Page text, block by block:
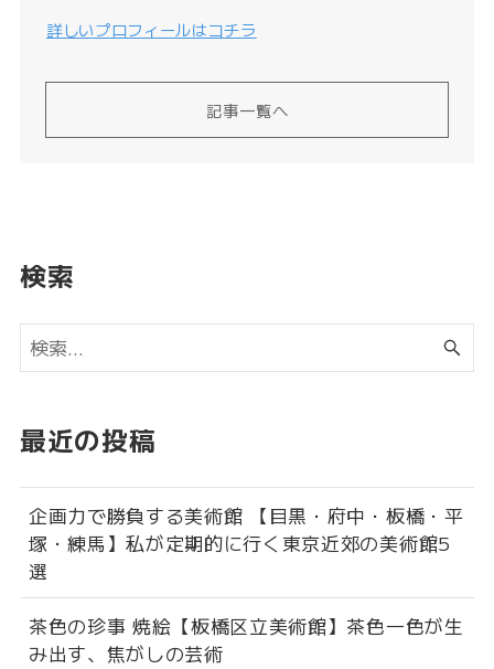
詳しいプロフィールはコチラ
記事一覧へ
検索
最近の投稿
企画力で勝負する美術館 【目黒・府中・板橋・平
塚・練馬】私が定期的に行く東京近郊の美術館5
選
茶色の珍事 焼絵【板橋区立美術館】茶色一色が生
み出す、焦がしの芸術